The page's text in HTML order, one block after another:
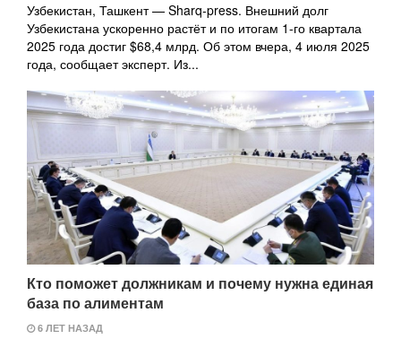
Узбекистан, Ташкент — Sharq-press. Внешний долг
Узбекистана ускоренно растёт и по итогам 1-го квартала
2025 года достиг $68,4 млрд. Об этом вчера, 4 июля 2025
года, сообщает эксперт. Из...
Кто поможет должникам и почему нужна единая
база по алиментам
6 ЛЕТ НАЗАД